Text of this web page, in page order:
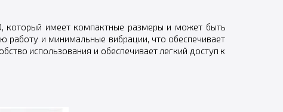
который имеет компактные размеры и может быть
работу и минимальные вибрации, что обеспечивает
использования и обеспечивает легкий доступ к